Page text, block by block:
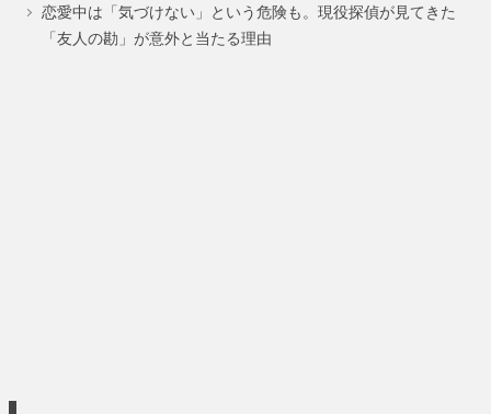
恋愛中は「気づけない」という危険も。現役探偵が見てきた
「友人の勘」が意外と当たる理由